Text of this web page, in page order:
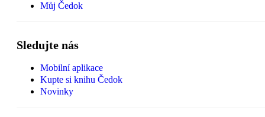
Můj Čedok
Sledujte nás
Mobilní aplikace
Kupte si knihu Čedok
Novinky